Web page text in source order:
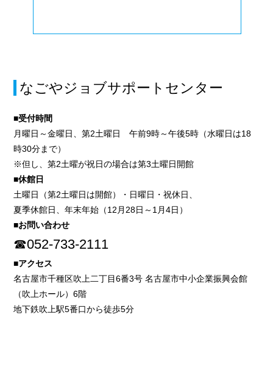
なごやジョブサポートセンター
■受付時間
月曜日～金曜日、第2土曜日 午前9時～午後5時（水曜日は18
時30分まで）
※但し、第2土曜が祝日の場合は第3土曜日開館
■休館日
土曜日（第2土曜日は開館）・日曜日・祝休日、
夏季休館日、年末年始（12月28日～1月4日）
■お問い合わせ
☎052-733-2111
■アクセス
名古屋市千種区吹上二丁目6番3号 名古屋市中小企業振興会館
（吹上ホール）6階
地下鉄吹上駅5番口から徒歩5分